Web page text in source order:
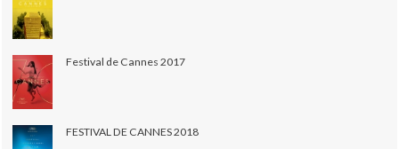
Festival de Cannes 2017
FESTIVAL DE CANNES 2018